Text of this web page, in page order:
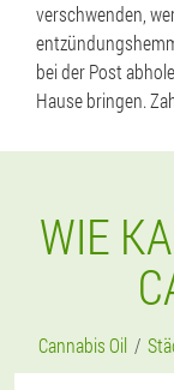
verschwenden,
bei der Post
Hause bringen.
WIE
Cannabis Oil